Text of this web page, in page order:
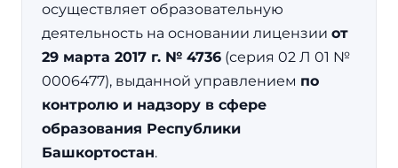
осуществляет образовательную
деятельность на основании лицензии от
29 марта 2017 г. № 4736 (серия 02 Л 01 №
0006477), выданной управлением по
контролю и надзору в сфере
образования Республики
Башкортостан.